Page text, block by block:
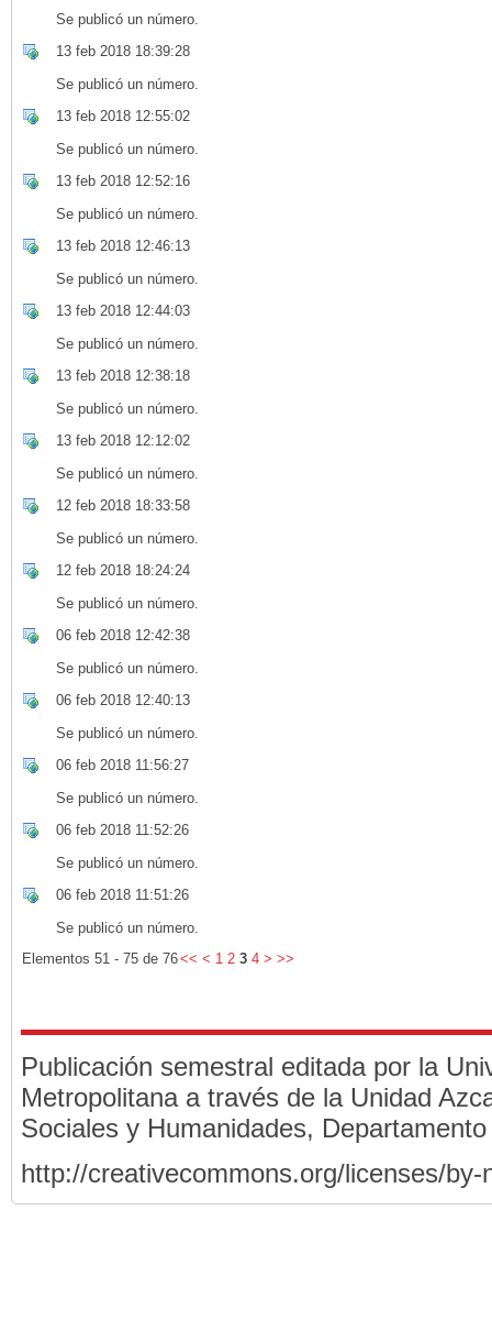
Se publicó un número.
13 feb 2018 18:39:28
Se publicó un número.
13 feb 2018 12:55:02
Se publicó un número.
13 feb 2018 12:52:16
Se publicó un número.
13 feb 2018 12:46:13
Se publicó un número.
13 feb 2018 12:44:03
Se publicó un número.
13 feb 2018 12:38:18
Se publicó un número.
13 feb 2018 12:12:02
Se publicó un número.
12 feb 2018 18:33:58
Se publicó un número.
12 feb 2018 18:24:24
Se publicó un número.
06 feb 2018 12:42:38
Se publicó un número.
06 feb 2018 12:40:13
Se publicó un número.
06 feb 2018 11:56:27
Se publicó un número.
06 feb 2018 11:52:26
Se publicó un número.
06 feb 2018 11:51:26
Se publicó un número.
Elementos 51 - 75 de 76<< < 1 2 3 4 > >>
Publicación semestral editada por la
Metropolitana a través de la Unidad
Sociales y Humanidades,
http://creativecommons.org/licenses/by-